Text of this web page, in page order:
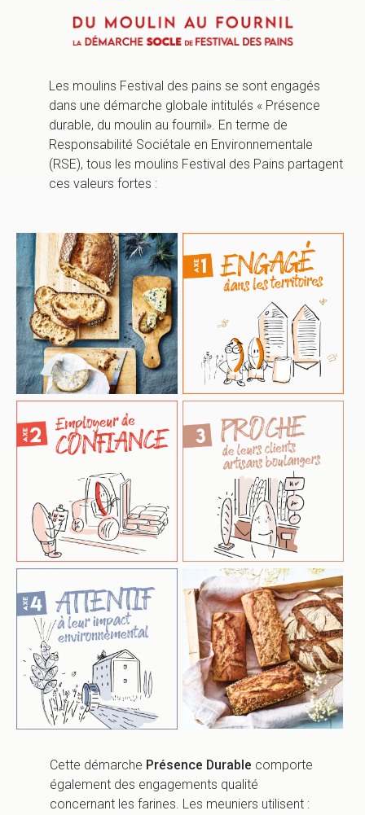
Les moulins Festival des pains se sont engagés
dans une démarche globale intitulés « Présence
durable, du moulin au fournil». En terme de
Responsabilité Sociétale en Environnementale
(RSE), tous les moulins Festival des Pains partagent
ces valeurs fortes :
Cette démarche Présence Durable comporte
également des engagements qualité
concernant les farines. Les meuniers utilisent :